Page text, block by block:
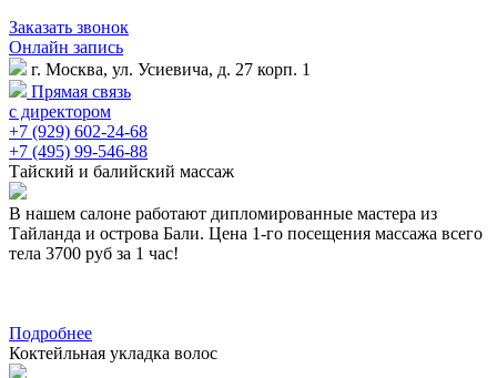
Заказать звонок
Онлайн запись
г. Москва, ул. Усиевича, д. 27 корп. 1
Прямая связь
с директором
+7 (929) 602-24-68
+7 (495) 99-546-88
Тайский и балийский массаж
В нашем салоне работают дипломированные мастера из
Тайланда и острова Бали. Цена 1-го посещения массажа всего
тела 3700 руб за 1 час!
Подробнее
Коктейльная укладка волос